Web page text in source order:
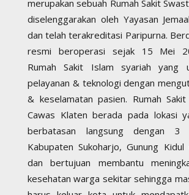
merupakan sebuah Rumah Sakit
diselenggarakan oleh Yayasan
dan telah terakreditasi Paripurna.
resmi beroperasi sejak 15 Mei
Rumah Sakit Islam syariah yang
pelayanan & teknologi dengan
& keselamatan pasien. Rumah
Cawas Klaten berada pada lokasi
berbatasan langsung dengan 3
Kabupaten Sukoharjo, Gunung
dan bertujuan membantu
kesehatan warga sekitar sehingga